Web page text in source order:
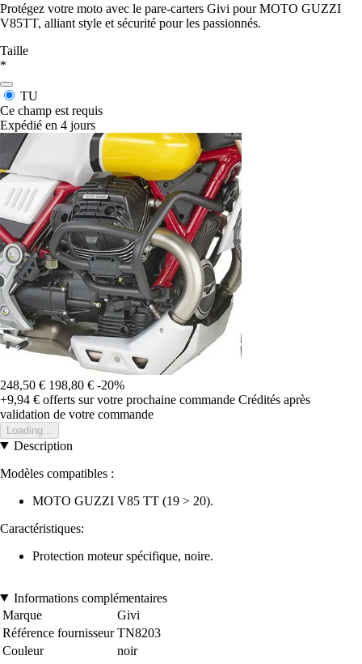
Protégez votre moto avec le pare-carters Givi pour MOTO GUZZI
V85TT, alliant style et sécurité pour les passionnés.
Taille
*
TU
Ce champ est requis
Expédié en 4 jours
248,50 € 198,80 € -20%
+9,94 € offerts sur votre prochaine commande Crédités après
validation de votre commande
Loading...
Description
Modèles compatibles :
MOTO GUZZI V85 TT (19 > 20).
Caractéristiques:
Protection moteur spécifique, noire.
Informations complémentaires
Marque
Givi
Référence fournisseur TN8203
Couleur
noir